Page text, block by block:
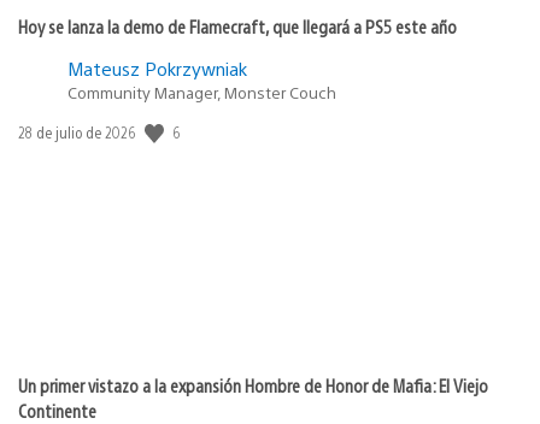
Hoy se lanza la demo de Flamecraft, que llegará a PS5 este año
Mateusz Pokrzywniak
Community Manager, Monster Couch
Fecha
28 de julio de 2026 6
Un primer vistazo a la expansión Hombre de Honor de Mafia: El Viejo
Continente